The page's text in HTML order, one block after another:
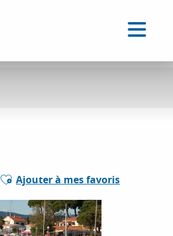
Ajouter aux favoris
Ajouter à mes favoris